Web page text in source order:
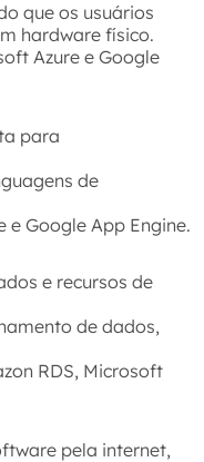
que os usuários
hardware físico.
Azure e Google
para
de
e Google App Engine.
e recursos de
de dados,
RDS, Microsoft
pela internet,